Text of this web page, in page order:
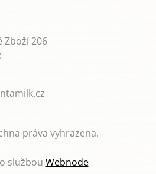
Zboží 206
tamilk.cz
práva vyhrazena.
službou Webnode